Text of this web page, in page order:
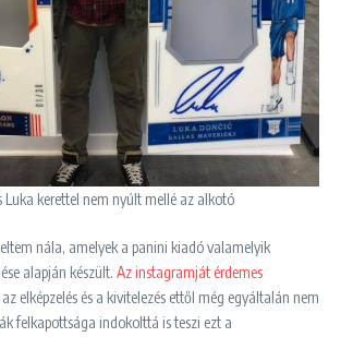
Luka kerettel nem nyúlt mellé az alkotó
nála, amelyek a panini kiadó valamelyik
alapján készült. Az instagramját érdemes
az elképzelés és a kivitelezés ettől még egyáltalán nem
felkapottsága indokolttá is teszi ezt a